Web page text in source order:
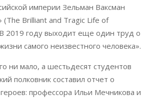
империи Зельман Ваксман
(The Brilliant and Tragic Life of
2019 году выходит еще один труд о
самого неизвестного человека».
ни мало, а шестьдесят студентов
полковник составил отчет о
профессора Ильи Мечникова и